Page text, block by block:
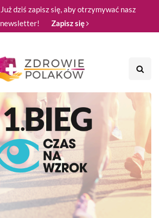
Już dziś zapisz się, aby otrzymywać nasz
newsletter!
Zapisz się